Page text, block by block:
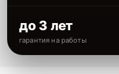
до 3 лет
гарантия на работы